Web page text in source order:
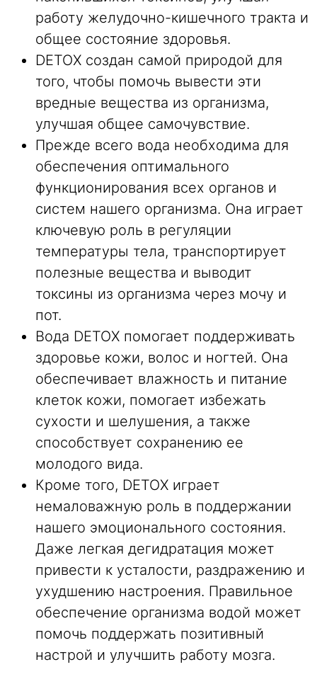
работу желудочно-кишечного тракта и
общее состояние здоровья.
DETOX создан самой природой для
того, чтобы помочь вывести эти
вредные вещества из организма,
улучшая общее самочувствие.
Прежде всего вода необходима для
обеспечения оптимального
функционирования всех органов и
систем нашего организма. Она играет
ключевую роль в регуляции
температуры тела, транспортирует
полезные вещества и выводит
токсины из организма через мочу и
пот.
Вода DETOX помогает поддерживать
здоровье кожи, волос и ногтей. Она
обеспечивает влажность и питание
клеток кожи, помогает избежать
сухости и шелушения, а также
способствует сохранению ее
молодого вида.
Кроме того, DETOX играет
немаловажную роль в поддержании
нашего эмоционального состояния.
Даже легкая дегидратация может
привести к усталости, раздражению и
ухудшению настроения. Правильное
обеспечение организма водой может
помочь поддержать позитивный
настрой и улучшить работу мозга.